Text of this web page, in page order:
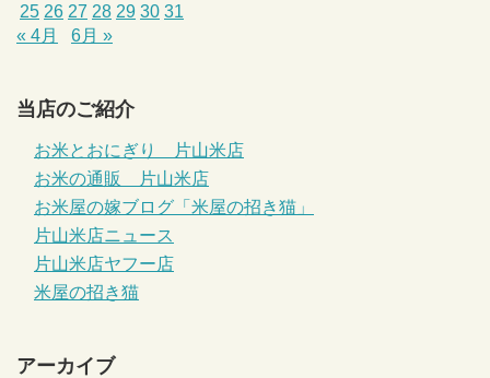
25 26 27 28 29 30 31
« 4月
6月 »
当店のご紹介
お米とおにぎり 片山米店
お米の通販 片山米店
お米屋の嫁ブログ「米屋の招き猫」
片山米店ニュース
片山米店ヤフー店
米屋の招き猫
アーカイブ